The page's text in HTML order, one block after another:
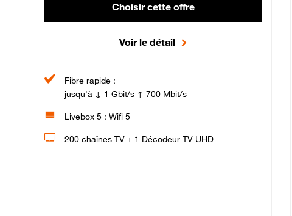
Choisir cette offre
Voir le détail
Fibre rapide :
jusqu'à ↓ 1 Gbit/s ↑ 700 Mbit/s
Livebox 5 : Wifi 5
200 chaînes TV + 1 Décodeur TV UHD